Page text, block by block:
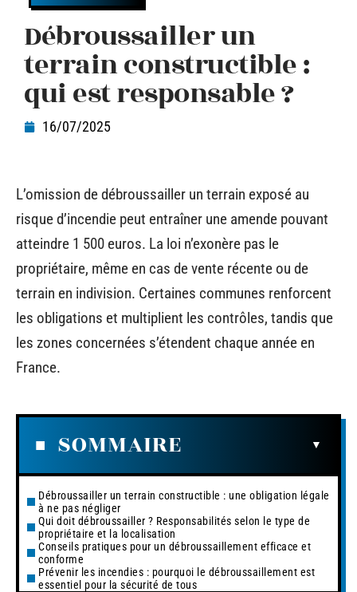
Débroussailler un
terrain constructible :
qui est responsable ?
16/07/2025
L’omission de débroussailler un terrain exposé au
risque d’incendie peut entraîner une amende pouvant
atteindre 1 500 euros. La loi n’exonère pas le
propriétaire, même en cas de vente récente ou de
terrain en indivision. Certaines communes renforcent
les obligations et multiplient les contrôles, tandis que
les zones concernées s’étendent chaque année en
France.
SOMMAIRE
Débroussailler un terrain constructible : une obligation légale
à ne pas négliger
Qui doit débroussailler ? Responsabilités selon le type de
propriétaire et la localisation
Conseils pratiques pour un débroussaillement efficace et
conforme
Prévenir les incendies : pourquoi le débroussaillement est
essentiel pour la sécurité de tous